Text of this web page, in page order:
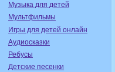
Музыка для детей
Мультфильмы
Игры для детей онлайн
Аудиосказки
Ребусы
Детские песенки